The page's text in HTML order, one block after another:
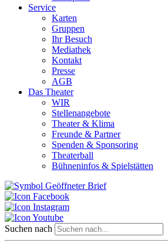
Service
Karten
Gruppen
Ihr Besuch
Mediathek
Kontakt
Presse
AGB
Das Theater
WIR
Stellenangebote
Theater & Klima
Freunde & Partner
Spenden & Sponsoring
Theaterball
Bühneninfos & Spielstätten
Suchen nach